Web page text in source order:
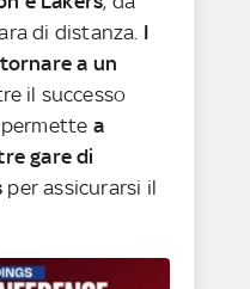
di distanza. I
a un
il successo
a
gare di
per assicurarsi il